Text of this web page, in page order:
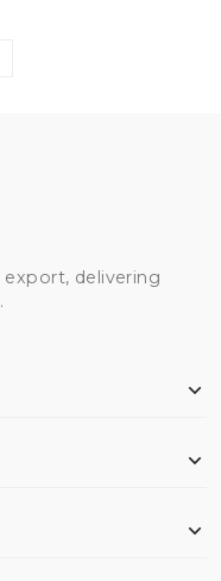
delivering